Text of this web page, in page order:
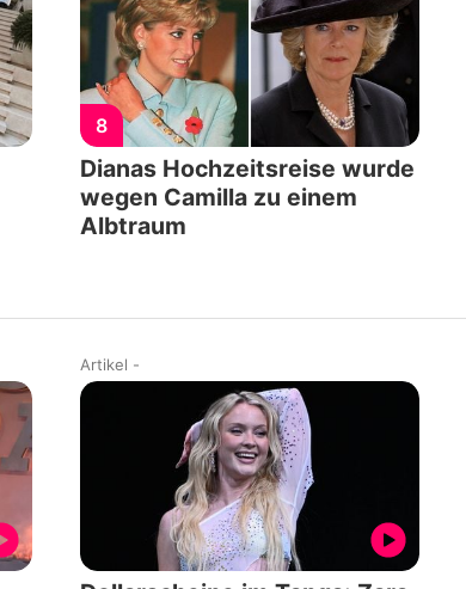
8
Dianas Hochzeitsreise wurde
wegen Camilla zu einem
Albtraum
Artikel -